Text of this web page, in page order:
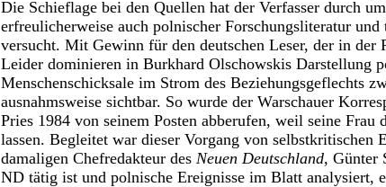
Die Schieflage bei den Quellen hat der Verfasser durch
erfreulicherweise auch polnischer Forschungsliteratur
versucht. Mit Gewinn für den deutschen Leser, der in der
Leider dominieren in Burkhard Olschowskis Darstellung
Menschenschicksale im Strom des Beziehungsgeflechts
ausnahmsweise sichtbar. So wurde der Warschauer
Pries 1984 von seinem Posten abberufen, weil seine
lassen. Begleitet war dieser Vorgang von selbstkritischen
damaligen Chefredakteur des Neuen Deutschland, Günter
ND tätig ist und polnische Ereignisse im Blatt analysiert,